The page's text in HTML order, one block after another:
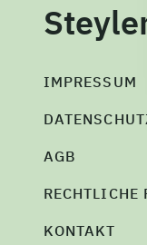
IMPRESSUM
AGB
RECHTLICHE
KONTAKT